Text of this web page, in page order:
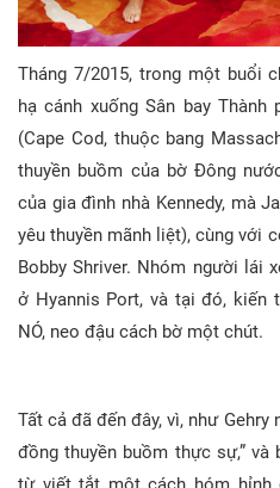
Tháng 7/2015, trong một buổi
hạ cánh xuống Sân bay Thành
(Cape Cod, thuộc bang
thuyền buồm của bờ Đông
của gia đình nhà Kennedy, mà
yêu thuyền mãnh liệt), cùng với
Bobby Shriver. Nhóm người lái
ở Hyannis Port, và tại đó, kiến
NÓ, neo đậu cách bờ một chút.
Tất cả đã đến đây, vì, như
đồng thuyền buồm thực sự,”